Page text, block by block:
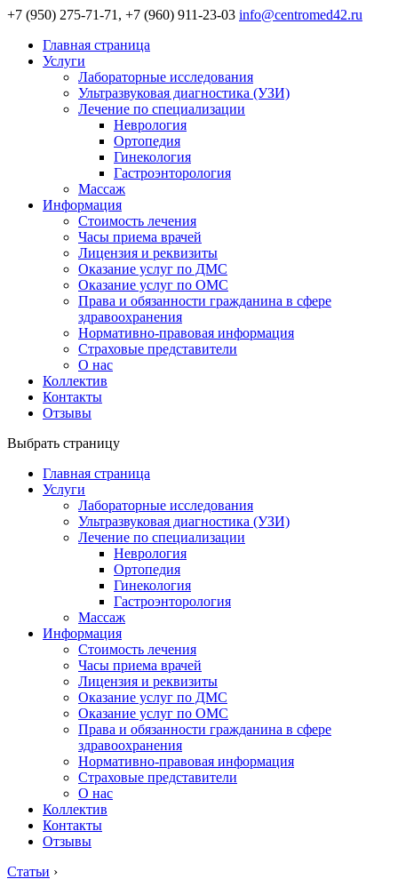
+7 (950) 275-71-71, +7 (960) 911-23-03 info@centromed42.ru
Главная страница
Услуги
Лабораторные исследования
Ультразвуковая диагностика (УЗИ)
Лечение по специализации
Неврология
Ортопедия
Гинекология
Гастроэнторология
Массаж
Информация
Стоимость лечения
Часы приема врачей
Лицензия и реквизиты
Оказание услуг по ДМС
Оказание услуг по ОМС
Права и обязанности гражданина в сфере
здравоохранения
Нормативно-правовая информация
Страховые представители
О нас
Коллектив
Контакты
Отзывы
Выбрать страницу
Главная страница
Услуги
Лабораторные исследования
Ультразвуковая диагностика (УЗИ)
Лечение по специализации
Неврология
Ортопедия
Гинекология
Гастроэнторология
Массаж
Информация
Стоимость лечения
Часы приема врачей
Лицензия и реквизиты
Оказание услуг по ДМС
Оказание услуг по ОМС
Права и обязанности гражданина в сфере
здравоохранения
Нормативно-правовая информация
Страховые представители
О нас
Коллектив
Контакты
Отзывы
Статьи ›